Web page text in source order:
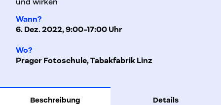
Wann?
6. Dez. 2022, 9:00-17:00 Uhr
Wo?
Prager Fotoschule, Tabakfabrik Linz
Beschreibung Details